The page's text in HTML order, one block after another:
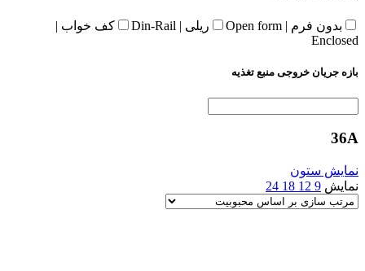
بدون فرم | Open form ریلی | Din-Rail
کف خواب |
Enclosed
بازه جریان خروجی منبع تغذیه
36A
نمایش ستون
نمایش 9
12
18
24